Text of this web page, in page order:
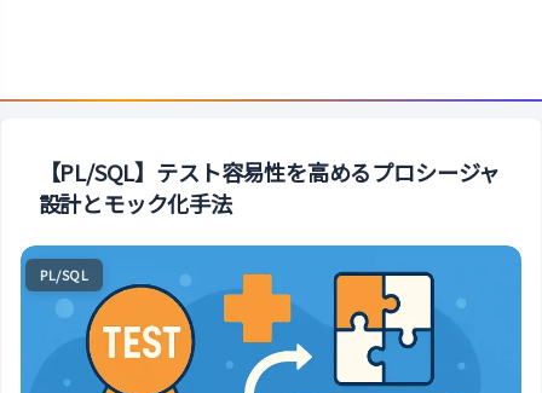
【PL/SQL】テスト容易性を高めるプロシージャ
設計とモック化手法
PL/SQL